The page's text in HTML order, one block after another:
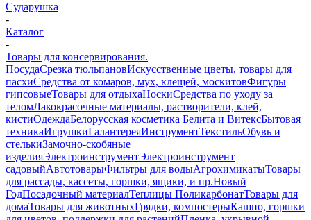
Сударушка
-
Каталог
-
Товары для консервирования.
ПосудаСрезка тюльпановИскусственные цветы, товары для
пасхиСредства от комаров, мух, клещей, москитовФигуры
гипсовыеТовары для отдыхаНоскиСредства по уходу за
теломЛакокрасочные материалы, растворители, клей,
кистиОдеждаБелорусская косметика Белита и ВитексБытовая
техникаИгрушкиГалантереяИнструментТекстильОбувь и
стелькиЗамочно-скобяные
изделияЭлектроинструментЭлектроинструмент
садовыйАвтотоварыФильтры для водыАгрохимикатыТовары
для рассады, кассеты, горшки, ящики, и пр.Новый
ГодПосадочный материалТеплицы ПоликарбонатТовары для
домаТовары для животныхГрядки, компостерыКашпо, горшки